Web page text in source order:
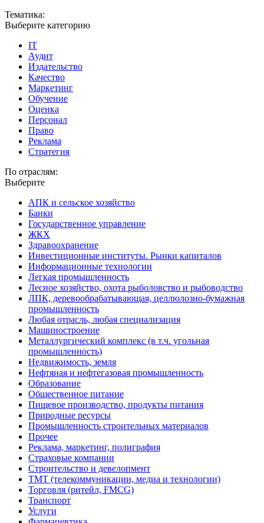
Тематика:
Выберите категорию
IT
Аудит
Издательство
Качество
Маркетинг
Обучение
Оценка
Персонал
Право
Реклама
Стратегия
По отраслям:
Выберите
АПК и сельское хозяйство
Банки
Государственное управление
ЖКХ
Здравоохранение
Инвестиционные институты. Рынки капиталов
Информационные технологии
Легкая промышленность
Лесное хозяйство, охота рыболовство и рыбоводство
ЛПК, деревообрабатывающая, целлюлозно-бумажная
промышленность
Любая отрасль, любая специализация
Машиностроение
Металлургический комплекс (в т.ч. угольная
промышленность)
Недвижимость, земля
Нефтяная и нефтегазовая промышленность
Образование
Общественное питание
Пищевое производство, продукты питания
Природные ресурсы
Промышленность строительных материалов
Прочее
Реклама, маркетинг, полиграфия
Страховые компании
Строительство и девелопмент
ТМТ (телекоммуникации, медиа и технологии)
Торговля (ритейл, FMCG)
Транспорт
Услуги